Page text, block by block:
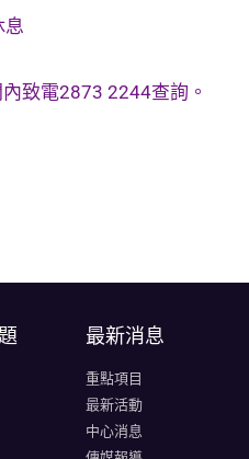
息
致電2873 2244查詢。
最新消息
重點項目
最新活動
中心消息